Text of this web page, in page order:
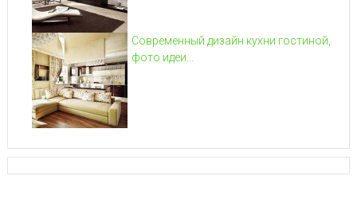
Современный дизайн кухни гостиной,
фото идеи...